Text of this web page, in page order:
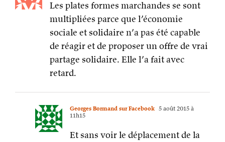
Les plates formes marchandes se sont
multipliées parce que l’économie
sociale et solidaire n’a pas été capable
de réagir et de proposer un offre de vrai
partage solidaire. Elle l’a fait avec
retard.
Georges Bormand sur Facebook 5 août 2015 à
11h15
Et sans voir le déplacement de la